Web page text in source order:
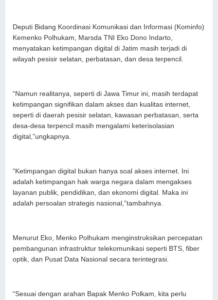
Deputi Bidang Koordinasi Komunikasi dan Informasi (Kominfo)
Kemenko Polhukam, Marsda TNI Eko Dono Indarto,
menyatakan ketimpangan digital di Jatim masih terjadi di
wilayah pesisir selatan, perbatasan, dan desa terpencil.
“Namun realitanya, seperti di Jawa Timur ini, masih terdapat
ketimpangan signifikan dalam akses dan kualitas internet,
seperti di daerah pesisir selatan, kawasan perbatasan, serta
desa-desa terpencil masih mengalami keterisolasian
digital,”ungkapnya.
“Ketimpangan digital bukan hanya soal akses internet. Ini
adalah ketimpangan hak warga negara dalam mengakses
layanan publik, pendidikan, dan ekonomi digital. Maka ini
adalah persoalan strategis nasional,”tambahnya.
Menurut Eko, Menko Polhukam menginstruksikan percepatan
pembangunan infrastruktur telekomunikasi seperti BTS, fiber
optik, dan Pusat Data Nasional secara terintegrasi.
“Sesuai dengan arahan Bapak Menko Polkam, kita perlu